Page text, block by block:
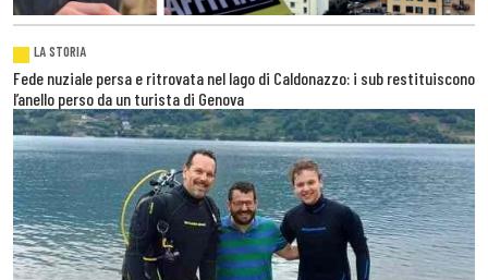
LA STORIA
Fede nuziale persa e ritrovata nel lago di Caldonazzo: i sub restituiscono
l’anello perso da un turista di Genova